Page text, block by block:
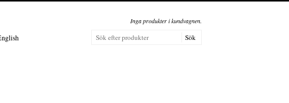
Inga produkter i kundvagnen.